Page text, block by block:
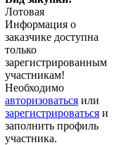
Лотовая
Информация о
заказчике доступна
только
зарегистрированным
участникам!
Необходимо
авторизоваться или
зарегистрироваться и
заполнить профиль
участника.